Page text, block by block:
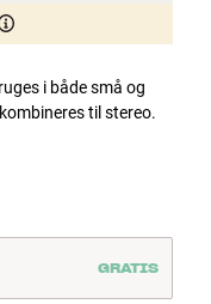
i både små og
til stereo.
GRATIS